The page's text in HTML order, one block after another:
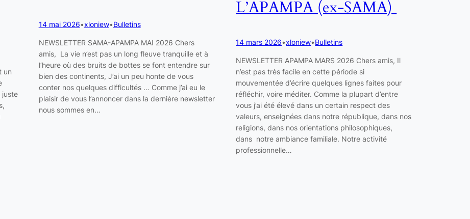
un
juste
14 mai 2026•xloniew•Bulletins
NEWSLETTER SAMA-APAMPA MAI 2026 Chers
amis, La vie n’est pas un long fleuve tranquille et à
l’heure où des bruits de bottes se font entendre sur
bien des continents, J’ai un peu honte de vous
conter nos quelques difficultés … Comme j’ai eu le
plaisir de vous l’annoncer dans la dernière newsletter
nous sommes en…
L’APAMPA (ex-SAMA)
14 mars 2026•xloniew•Bulletins
NEWSLETTER APAMPA MARS 2026 Chers amis, Il
n’est pas très facile en cette période si
mouvementée d’écrire quelques lignes faites pour
réfléchir, voire méditer. Comme la plupart d’entre
vous j’ai été élevé dans un certain respect des
valeurs, enseignées dans notre république, dans nos
religions, dans nos orientations philosophiques,
dans notre ambiance familiale. Notre activité
professionnelle…